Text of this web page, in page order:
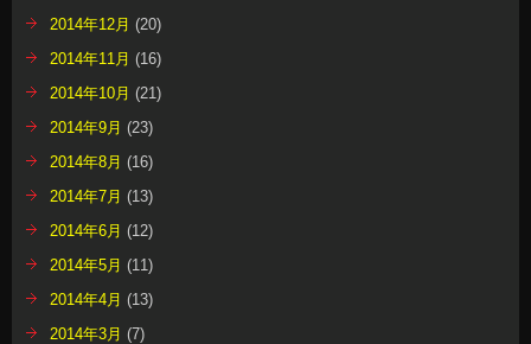
2014年12月 (20)
2014年11月 (16)
2014年10月 (21)
2014年9月 (23)
2014年8月 (16)
2014年7月 (13)
2014年6月 (12)
2014年5月 (11)
2014年4月 (13)
2014年3月 (7)